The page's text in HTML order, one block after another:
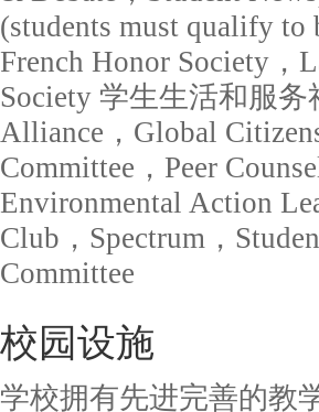
(students must qualify
French Honor Society，
Society 学生生活和服务
Alliance，Global
Committee，Peer
Environmental Action
Club，Spectrum，
Committee
校园设施
学校拥有先进完善的教